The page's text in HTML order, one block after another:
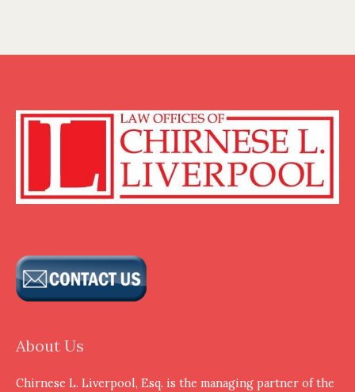
About Us
Chirnese L. Liverpool, Esq. is the managing partner of the